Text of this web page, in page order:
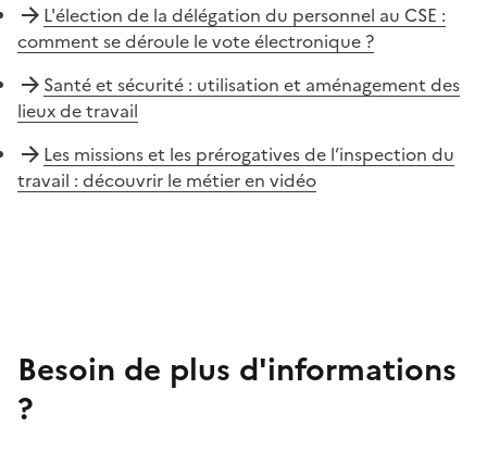
L'élection de la délégation du personnel au CSE :
comment se déroule le vote électronique ?
Santé et sécurité : utilisation et aménagement des
lieux de travail
Les missions et les prérogatives de l’inspection du
travail : découvrir le métier en vidéo
Besoin de plus d'informations
?